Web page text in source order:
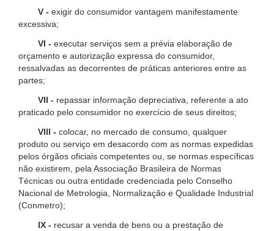
V - exigir do consumidor vantagem manifestamente
excessiva;
VI - executar serviços sem a prévia elaboração de
orçamento e autorização expressa do consumidor,
ressalvadas as decorrentes de práticas anteriores entre as
partes;
VII - repassar informação depreciativa, referente a ato
praticado pelo consumidor no exercício de seus direitos;
VIII - colocar, no mercado de consumo, qualquer
produto ou serviço em desacordo com as normas expedidas
pelos órgãos oficiais competentes ou, se normas específicas
não existirem, pela Associação Brasileira de Normas
Técnicas ou outra entidade credenciada pelo Conselho
Nacional de Metrologia, Normalização e Qualidade Industrial
(Conmetro);
IX - recusar a venda de bens ou a prestação de